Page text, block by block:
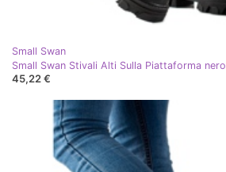
Small Swan
Small Swan Stivali Alti Sulla Piattaforma nero
45,22 €